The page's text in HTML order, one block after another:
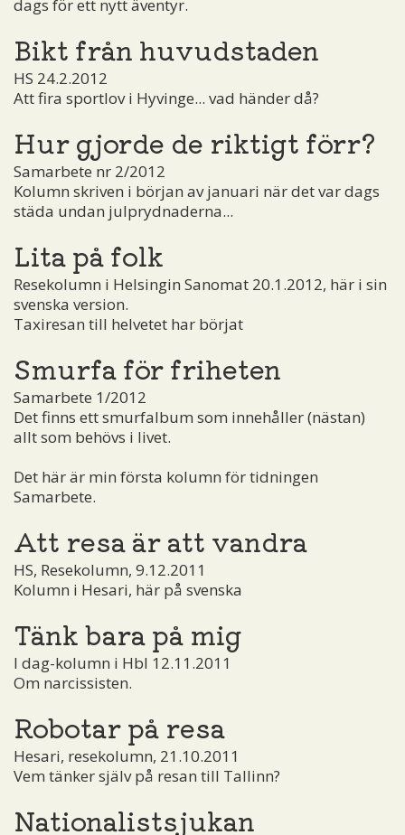
dags för ett nytt äventyr.
Bikt från huvudstaden
HS 24.2.2012
Att fira sportlov i Hyvinge... vad händer då?
Hur gjorde de riktigt förr?
Samarbete nr 2/2012
Kolumn skriven i början av januari när det var dags
städa undan julprydnaderna...
Lita på folk
Resekolumn i Helsingin Sanomat 20.1.2012, här i sin
svenska version.
Taxiresan till helvetet har börjat
Smurfa för friheten
Samarbete 1/2012
Det finns ett smurfalbum som innehåller (nästan)
allt som behövs i livet.
Det här är min första kolumn för tidningen
Samarbete.
Att resa är att vandra
HS, Resekolumn, 9.12.2011
Kolumn i Hesari, här på svenska
Tänk bara på mig
I dag-kolumn i Hbl 12.11.2011
Om narcissisten.
Robotar på resa
Hesari, resekolumn, 21.10.2011
Vem tänker själv på resan till Tallinn?
Nationalistsjukan